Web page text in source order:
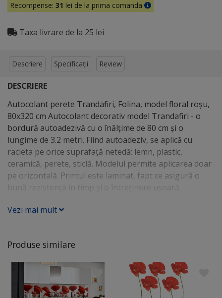
Recompense: 31 lei de la prima comanda
Taxa livrare de la 25 lei
Descriere Specificații Review
DESCRIERE
Autocolant perete Trandafiri, Folina, model floral roşu,
80x320 cm Autocolant decorativ model Trandafiri - o
bordură autoadezivă cu o înălţime de 80 cm şi o
lungime de 3.2 metri. Fiind autoadeziv, se aplică cu
racleta pe orice suprafaţă netedă: lemn, plastic,
ceramică, perete, sticlă. Modelul permite aplicarea doar
pe orizontală. Printul este laminat, fapt ce asigură o
bună rezistenţă în timp şi o întreţinere uşoară.
Vezi mai mult
Produse similare